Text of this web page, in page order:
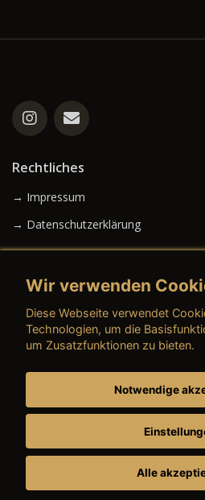
Rechtliches
→ Impressum
→ Datenschutzerklärung
→ AGB (Gebrauchtwagen)
→ AGB (Teile & Zubehör)
→ AGB (Dienstleistungen)
Wir verwenden
Diese Webseite verwendet
Technologien, um die
um Zusatzfunktionen zu bieten.
Notwendige
Alle